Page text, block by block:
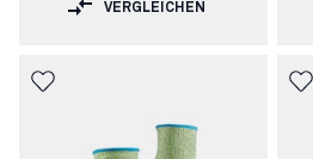
VERGLEICHEN